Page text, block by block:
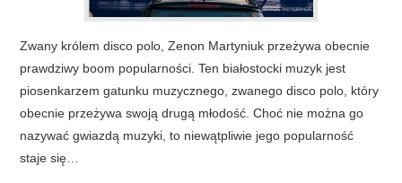
Zwany królem disco polo, Zenon Martyniuk przeżywa obecnie
prawdziwy boom popularności. Ten białostocki muzyk jest
piosenkarzem gatunku muzycznego, zwanego disco polo, który
obecnie przeżywa swoją drugą młodość. Choć nie można go
nazywać gwiazdą muzyki, to niewątpliwie jego popularność
staje się…